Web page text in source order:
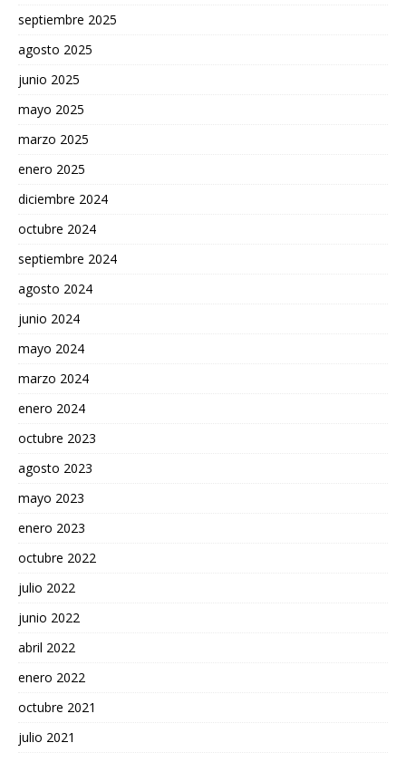
septiembre 2025
agosto 2025
junio 2025
mayo 2025
marzo 2025
enero 2025
diciembre 2024
octubre 2024
septiembre 2024
agosto 2024
junio 2024
mayo 2024
marzo 2024
enero 2024
octubre 2023
agosto 2023
mayo 2023
enero 2023
octubre 2022
julio 2022
junio 2022
abril 2022
enero 2022
octubre 2021
julio 2021